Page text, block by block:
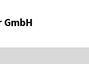
GmbH